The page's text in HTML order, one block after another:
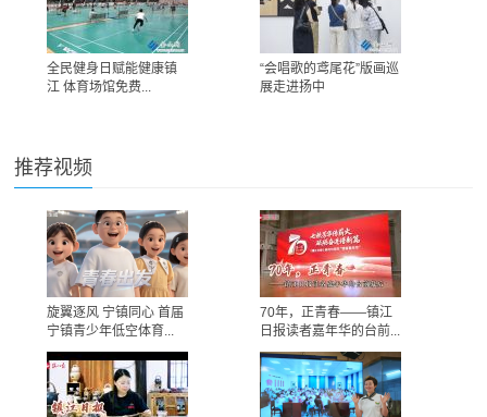
全民健身日赋能健康镇
江 体育场馆免费...
“会唱歌的鸢尾花”版画巡
展走进扬中
推荐视频
旋翼逐风 宁镇同心 首届
宁镇青少年低空体育...
70年，正青春——镇江
日报读者嘉年华的台前...